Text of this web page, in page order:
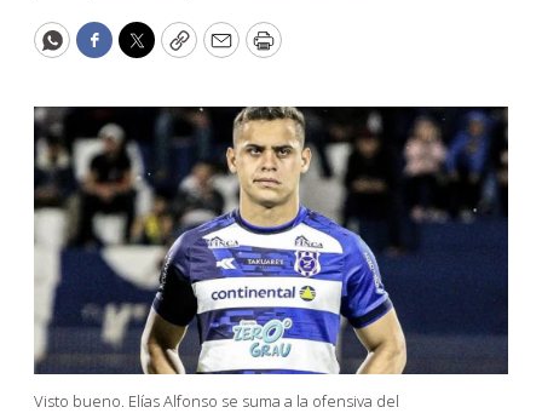
WhatsApp
Facebook
Twitter
CopyEmailPrint
Visto bueno. Elías Alfonso se suma a la ofensiva del